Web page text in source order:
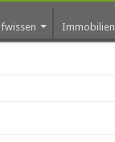
Immobilien